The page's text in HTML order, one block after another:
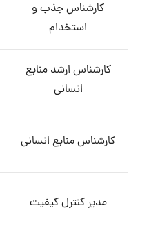
کارشناس جذب و
استخدام
کارشناس ارشد منابع
انسانی
کارشناس منابع انسانی
مدیر کنترل کیفیت